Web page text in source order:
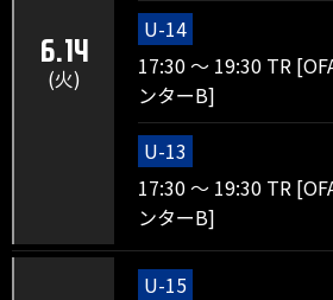
6.14
(火)
U-14
17:30 ～ 19:30 TR
ンターB]
U-13
17:30 ～ 19:30 TR
ンターB]
U-15